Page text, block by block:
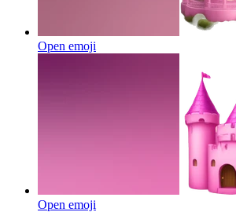
Open emoji
Open emoji